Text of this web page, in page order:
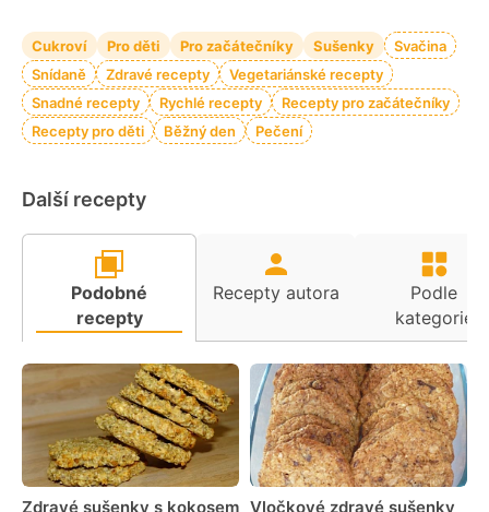
Cukroví Pro děti Pro začátečníky Sušenky
Svačina
Snídaně
Zdravé recepty
Vegetariánské recepty
Snadné recepty
Rychlé recepty
Recepty pro začátečníky
Recepty pro děti
Běžný den Pečení
Další recepty
Podobné
recepty
Recepty autora
Podle
kategorie
Zdravé sušenky s kokosem Vločkové zdravé sušenky